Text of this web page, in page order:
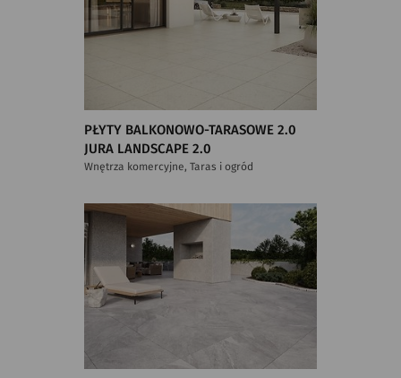
PŁYTY BALKONOWO-TARASOWE 2.0
JURA LANDSCAPE 2.0
Wnętrza komercyjne, Taras i ogród